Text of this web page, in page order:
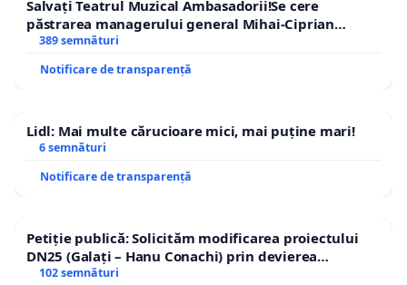
Salvați Teatrul Muzical Ambasadorii!Se cere
păstrarea managerului general Mihai-Ciprian
ROGOJAN
389 semnături
Notificare de transparență
Lidl: Mai multe cărucioare mici, mai puține mari!
6 semnături
Notificare de transparență
Petiție publică: Solicităm modificarea proiectului
DN25 (Galați – Hanu Conachi) prin devierea
traseului în afara localităților!
102 semnături